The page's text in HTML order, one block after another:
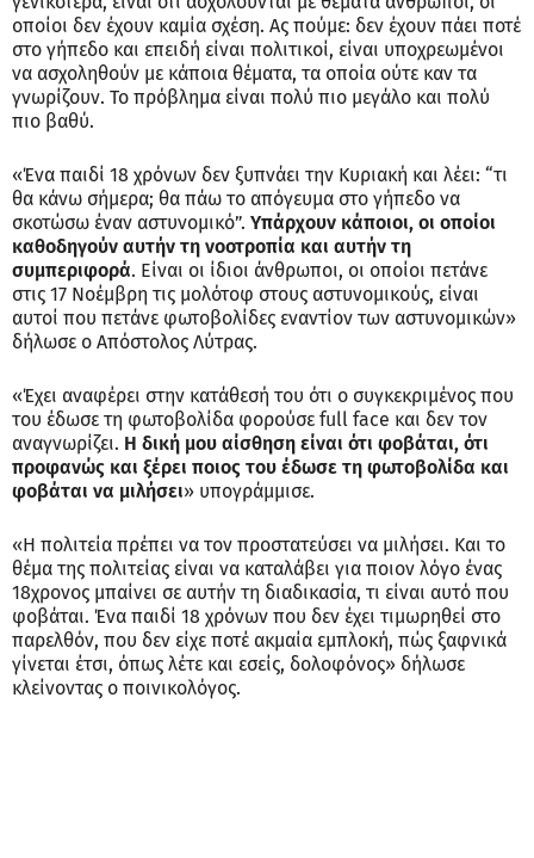
οποίοι δεν έχουν καμία σχέση. Ας πούμε: δεν έχουν πάει ποτέ
στο γήπεδο και επειδή είναι πολιτικοί, είναι υποχρεωμένοι
να ασχοληθούν με κάποια θέματα, τα οποία ούτε καν τα
γνωρίζουν. Το πρόβλημα είναι πολύ πιο μεγάλο και πολύ
πιο βαθύ.
«Ένα παιδί 18 χρόνων δεν ξυπνάει την Κυριακή και λέει: “τι
θα κάνω σήμερα; θα πάω το απόγευμα στο γήπεδο να
σκοτώσω έναν αστυνομικό”. Υπάρχουν κάποιοι, οι οποίοι
καθοδηγούν αυτήν τη νοοτροπία και αυτήν τη
συμπεριφορά. Είναι οι ίδιοι άνθρωποι, οι οποίοι πετάνε
στις 17 Νοέμβρη τις μολότοφ στους αστυνομικούς, είναι
αυτοί που πετάνε φωτοβολίδες εναντίον των αστυνομικών»
δήλωσε ο Απόστολος Λύτρας.
«Έχει αναφέρει στην κατάθεσή του ότι ο συγκεκριμένος που
του έδωσε τη φωτοβολίδα φορούσε full face και δεν τον
αναγνωρίζει. Η δική μου αίσθηση είναι ότι φοβάται, ότι
προφανώς και ξέρει ποιος του έδωσε τη φωτοβολίδα και
φοβάται να μιλήσει» υπογράμμισε.
«Η πολιτεία πρέπει να τον προστατεύσει να μιλήσει. Και το
θέμα της πολιτείας είναι να καταλάβει για ποιον λόγο ένας
18χρονος μπαίνει σε αυτήν τη διαδικασία, τι είναι αυτό που
φοβάται. Ένα παιδί 18 χρόνων που δεν έχει τιμωρηθεί στο
παρελθόν, που δεν είχε ποτέ ακμαία εμπλοκή, πώς ξαφνικά
γίνεται έτσι, όπως λέτε και εσείς, δολοφόνος» δήλωσε
κλείνοντας ο ποινικολόγος.